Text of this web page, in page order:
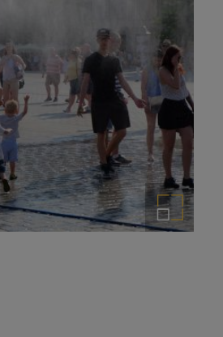
Ampliar imagen